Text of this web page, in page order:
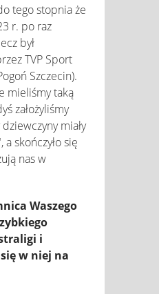
tego stopnia że
r. po raz
był
TVP Sport
Szczecin).
mieliśmy taką
założyliśmy
miały
skończyło się
nas w
Waszego
i
w niej na